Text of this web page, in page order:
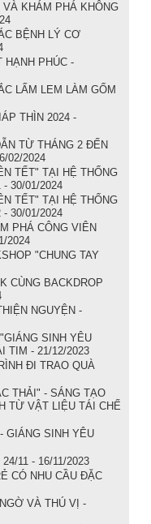
KHÁM PHÁ KHÔNG
BỆNH LÝ CƠ
HẠNH PHÚC -
LẤM LEM LÀM GỐM
THÌN 2024 -
TỪ THÁNG 2 ĐẾN
02/2024
TẾT" TẠI HỆ THỐNG
- 30/01/2024
TẾT" TẠI HỆ THỐNG
- 30/01/2024
PHÁ CÔNG VIÊN
2024
"CHUNG TAY
CÙNG BACKDROP
NGUYỆN -
SINH YÊU
TIM - 21/12/2023
ĐI TRAO QUÀ
THẢI" - SÁNG TẠO
TỪ VẬT LIỆU TÁI CHẾ
GIÁNG SINH YÊU
11 - 16/11/2023
CÓ NHU CẦU ĐẶC
VÀ THÚ VỊ -